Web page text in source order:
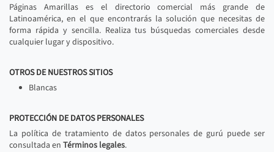
Páginas Amarillas es el directorio comercial más grande de
Latinoamérica, en el que encontrarás la solución que necesitas de
forma rápida y sencilla. Realiza tus búsquedas comerciales desde
cualquier lugar y dispositivo.
OTROS DE NUESTROS SITIOS
Blancas
PROTECCIÓN DE DATOS PERSONALES
La política de tratamiento de datos personales de gurú puede ser
consultada en Términos legales.